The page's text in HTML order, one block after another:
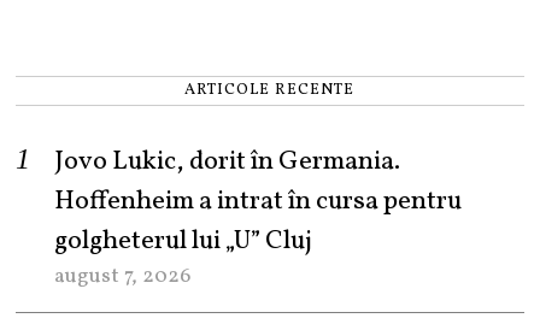
ARTICOLE RECENTE
Jovo Lukic, dorit în Germania.
Hoffenheim a intrat în cursa pentru
golgheterul lui „U” Cluj
august 7, 2026